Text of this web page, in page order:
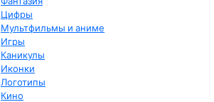
Цифры
Мультфильмы и аниме
Игры
Каникулы
Иконки
Логотипы
Кино